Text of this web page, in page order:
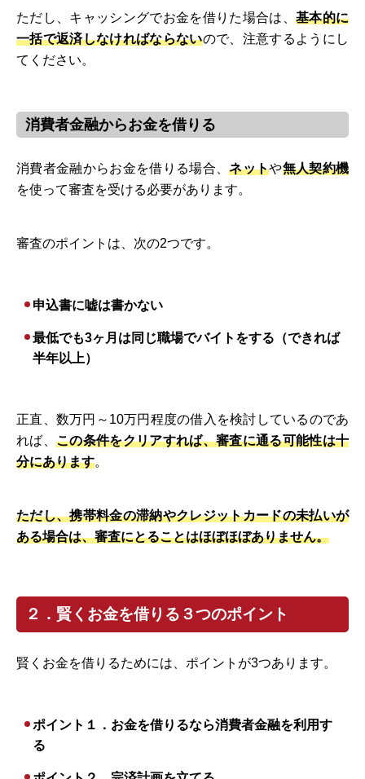
ただし、キャッシングでお金を借りた場合は、 基本的に
一括で返済しなければならないので、注意するようにし
てください。
消費者金融からお金を借りる
消費者金融からお金を借りる場合、ネットや無人契約機
を使って審査を受ける必要があります。
審査のポイントは、次の2つです。
申込書に嘘は書かない
最低でも3ヶ月は同じ職場でバイトをする（できれば
半年以上）
正直、数万円～10万円程度の借入を検討しているのであ
れば、 この条件をクリアすれば、審査に通る可能性は十
分にあります。
ただし、携帯料金の滞納やクレジットカードの未払いが
ある場合は、審査にとることはほぼほぼありません。
２．賢くお金を借りる３つのポイント
賢くお金を借りるためには、ポイントが3つあります。
ポイント１．お金を借りるなら消費者金融を利用す
る